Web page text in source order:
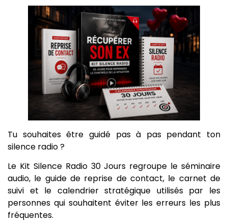
Tu souhaites être guidé pas à pas pendant ton
silence radio ?
Le Kit Silence Radio 30 Jours regroupe le séminaire
audio, le guide de reprise de contact, le carnet de
suivi et le calendrier stratégique utilisés par les
personnes qui souhaitent éviter les erreurs les plus
fréquentes.